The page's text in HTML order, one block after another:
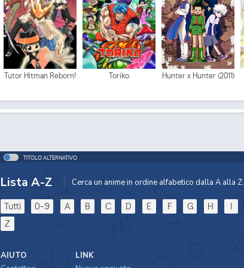
Tutor Hitman Reborn! Toriko Hunter x Hunter (2011)
TITOLO ALTERNATIVO
Lista A-Z Cerca un anime in ordine alfabetico dalla A alla Z.
Tutti 0-9 A B C D E F G H I
Z
AIUTO
LINK